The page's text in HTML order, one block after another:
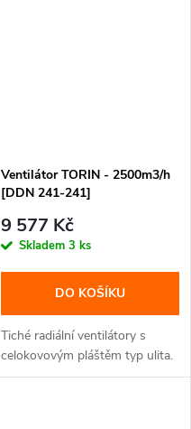
Ventilátor TORIN - 2500m3/h
[DDN 241-241]
9 577 Kč
Skladem 3 ks
DO KOŠÍKU
Tiché radiální ventilátory s
celokovovým pláštěm typ ulita.